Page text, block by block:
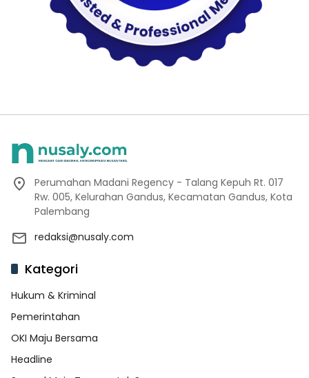
Perumahan Madani Regency - Talang Kepuh Rt. 017
Rw. 005, Kelurahan Gandus, Kecamatan Gandus, Kota
Palembang
redaksi@nusaly.com
Kategori
Hukum & Kriminal
Pemerintahan
OKI Maju Bersama
Headline